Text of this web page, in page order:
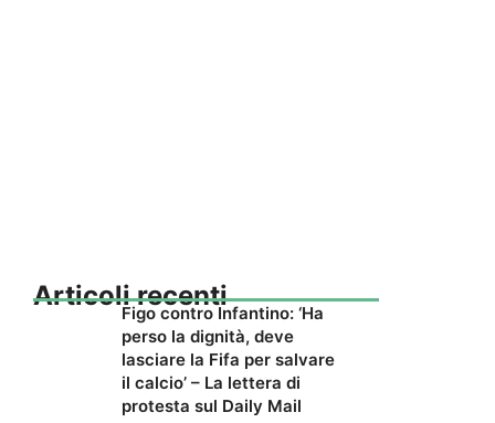
Articoli recenti
Figo contro Infantino: ‘Ha
perso la dignità, deve
lasciare la Fifa per salvare
il calcio’ – La lettera di
protesta sul Daily Mail